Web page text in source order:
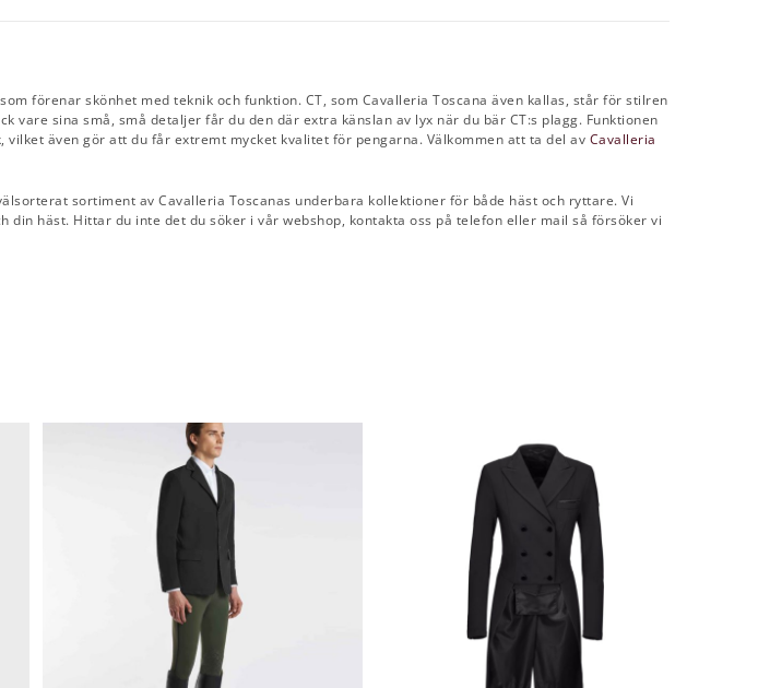
förenar skönhet med teknik och funktion. CT, som Cavalleria Toscana även kallas, står för stilren
vare sina små, små detaljer får du den där extra känslan av lyx när du bär CT:s plagg. Funktionen
även gör att du får extremt mycket kvalitet för pengarna. Välkommen att ta del av Cavalleria
sortiment av Cavalleria Toscanas underbara kollektioner för både häst och ryttare. Vi
din häst. Hittar du inte det du söker i vår webshop, kontakta oss på telefon eller mail så försöker vi